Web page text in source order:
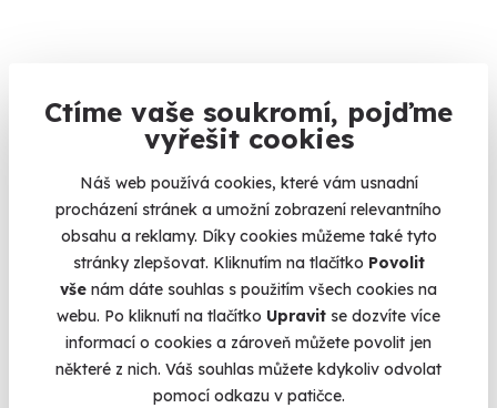
Ctíme vaše soukromí, pojďme
vyřešit cookies
Náš web používá cookies, které vám usnadní
procházení stránek a umožní zobrazení relevantního
obsahu a reklamy. Díky cookies můžeme také tyto
stránky zlepšovat. Kliknutím na tlačítko Povolit
vše nám dáte souhlas s použitím všech cookies na
webu. Po kliknutí na tlačítko Upravit se dozvíte více
informací o cookies a zároveň můžete povolit jen
některé z nich. Váš souhlas můžete kdykoliv odvolat
pomocí odkazu v patičce.
8.0(1)
Venkovní úniková hra: Pivní výlet do
budoucnosti
Vaše mise: zachránit pivo.
České Budějovice
(+ 12 dalších lokalit)
1 190 Kč